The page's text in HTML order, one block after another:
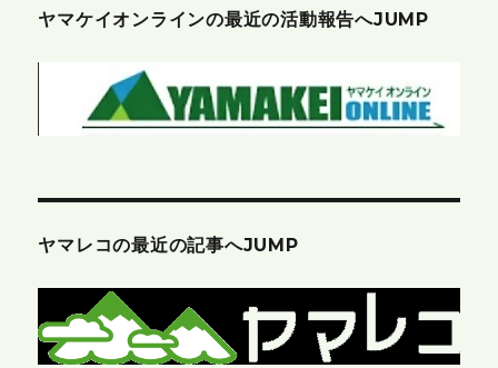
ヤマケイオンラインの最近の活動報告へJUMP
ヤマレコの最近の記事へJUMP